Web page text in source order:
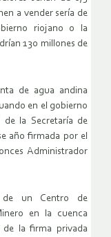
a vender sería de
riojano o la
130 millones de
de agua andina
en el gobierno
la Secretaría de
año firmada por el
Administrador
de un Centro de
en la cuenca
de la firma privada